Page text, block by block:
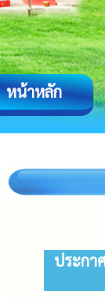
หน้าหลัก
ประกา